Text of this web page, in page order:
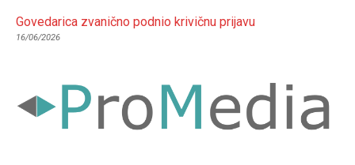
Govedarica zvanično podnio krivičnu prijavu
16/06/2026